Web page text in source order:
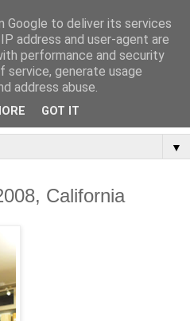
▼
California
Google to deliver its services
address and user-agent are
performance and security
generate usage
address abuse.
GOT IT